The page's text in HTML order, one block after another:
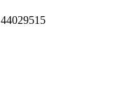
44029515